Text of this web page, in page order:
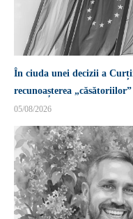
În ciuda unei decizii a
recunoașterea
05/08/2026